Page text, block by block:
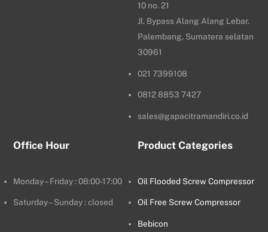
10 no. 21
Jl. Bypass Alang Alang Lebar.
Palembang, Sumatera selatan
30961
021 7399108
0812 8853 7427
sales@gapacitramandiri.co.id
Office Hour
Monday – Friday : 08:00-17:00
Saturday – Sunday : closed
Product Categories
Oil Flooded Screw Compressor
Oil Free Screw Compressor
Bebicon